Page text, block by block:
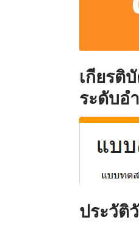
เกียรติ
ระดับอ
ประวัติ